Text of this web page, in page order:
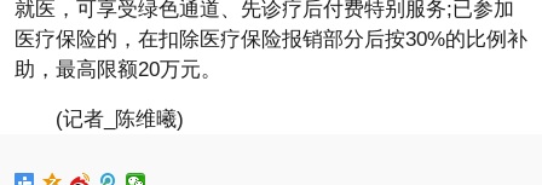
就医，可享受绿色通道、先诊疗后付费特别服务;已参加
医疗保险的，在扣除医疗保险报销部分后按30%的比例补
助，最高限额20万元。
(记者_陈维曦)